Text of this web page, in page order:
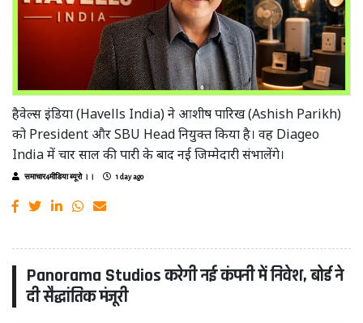
हैवेल्स इंडिया (Havells India) ने आशीष पारिख (Ashish Parikh)
को President और SBU Head नियुक्त किया है। वह Diageo
India में चार साल की पारी के बाद नई जिम्मेदारी संभालेंगे।
समाचार4मीडिया ब्यूरो ।। 1 day ago
Panorama Studios करेगी नई कंपनी में निवेश, बोर्ड ने
दी सैद्धांतिक मंजूरी